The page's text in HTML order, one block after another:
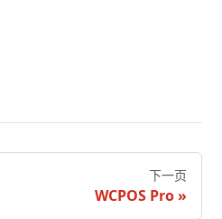
下一页
WCPOS Pro